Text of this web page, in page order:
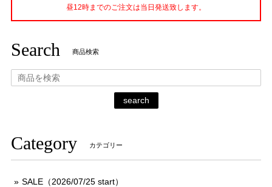
昼12時までのご注文は当日発送致します。
Search 商品検索
search
Category カテゴリー
SALE（2026/07/25 start）